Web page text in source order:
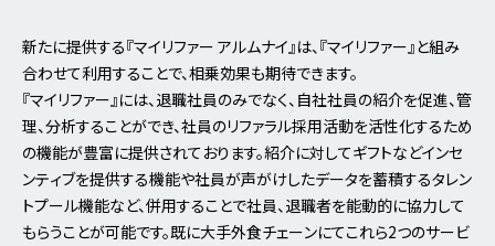
新たに提供する『マイリファー アルムナイ』は、『マイリファー』と組み
合わせて利用することで、相乗効果も期待できます。
『マイリファー』には、退職社員のみでなく、自社社員の紹介を促進、管
理、分析することができ、社員のリファラル採用活動を活性化するため
の機能が豊富に提供されております。紹介に対してギフトなどインセ
ンティブを提供する機能や社員が声がけしたデータを蓄積するタレン
トプール機能など、併用することで社員、退職者を能動的に協力して
もらうことが可能です。既に大手外食チェーンにてこれら2つのサービ